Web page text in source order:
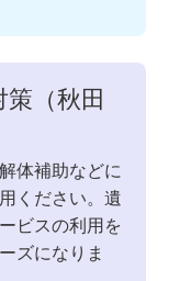
（秋田
体補助などに
ください。遺
ビスの利用を
ズになりま